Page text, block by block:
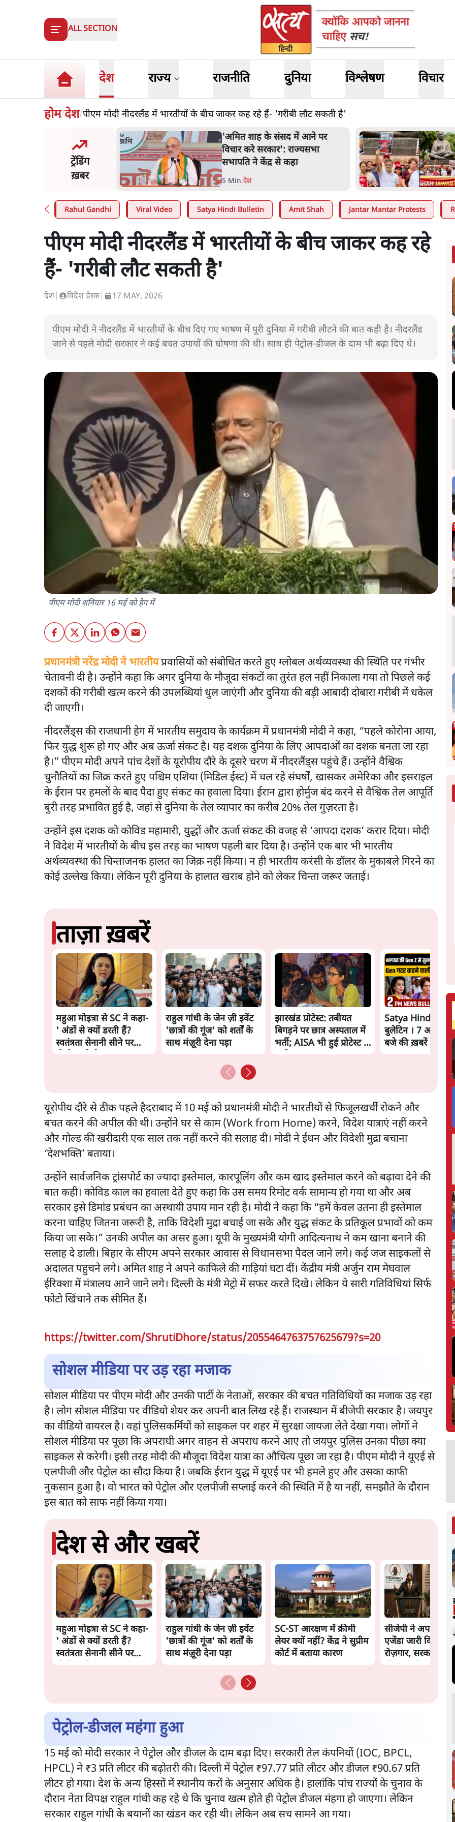
ALL SECTION
देश राज्य राजनीति दुनिया विश्लेषण विचार
होम/देश/पीएम मोदी नीदरलैंड में भारतीयों के बीच जाकर कह रहे हैं- 'गरीबी लौट सकती है'
ट्रेंडिंग
ख़बर
'अमित शाह के संसद में आने पर
विचार करे सरकार': राज्यसभा
सभापति ने केंद्र से कहा
5 Min.देश
शाह के
मार्च, 'गृह
वो छात्रों के
5 Min.देश
Rahul Gandhi Viral Video Satya Hindi Bulletin Amit Shah Jantar Mantar Protests
पीएम मोदी नीदरलैंड में भारतीयों के बीच जाकर कह रहे
हैं- 'गरीबी लौट सकती है'
देश विदेश डेस्क| 17 MAY, 2026
पीएम मोदी ने नीदरलैंड में भारतीयों के बीच दिए गए भाषण में पूरी दुनिया में गरीबी लौटने की बात कही है। नीदरलैंड
जाने से पहले मोदी सरकार ने कई बचत उपायों की घोषणा की थी। साथ ही पेट्रोल-डीजल के दाम भी बढ़ा दिए थे।
पीएम मोदी शनिवार 16 मई को हेग में
प्रधानमंत्री नरेंद्र मोदी ने भारतीयप्रवासियों को संबोधित करते हुए ग्लोबल अर्थव्यवस्था की स्थिति पर गंभीर
चेतावनी दी है। उन्होंने कहा कि अगर दुनिया के मौजूदा संकटों का तुरंत हल नहीं निकाला गया तो पिछले कई
दशकों की गरीबी खत्म करने की उपलब्धियां धुल जाएंगी और दुनिया की बड़ी आबादी दोबारा गरीबी में धकेल
दी जाएगी।
नीदरलैंड्स की राजधानी हेग में भारतीय समुदाय के कार्यक्रम में प्रधानमंत्री मोदी ने कहा, “पहले कोरोना आया,
फिर युद्ध शुरू हो गए और अब ऊर्जा संकट है। यह दशक दुनिया के लिए आपदाओं का दशक बनता जा रहा
है।” पीएम मोदी अपने पांच देशों के यूरोपीय दौरे के दूसरे चरण में नीदरलैंड्स पहुंचे हैं। उन्होंने वैश्विक
चुनौतियों का जिक्र करते हुए पश्चिम एशिया (मिडिल ईस्ट) में चल रहे संघर्षों, खासकर अमेरिका और इसराइल
के ईरान पर हमलों के बाद पैदा हुए संकट का हवाला दिया। ईरान द्वारा होर्मुज बंद करने से वैश्विक तेल आपूर्ति
बुरी तरह प्रभावित हुई है, जहां से दुनिया के तेल व्यापार का करीब 20% तेल गुज़रता है।
उन्होंने इस दशक को कोविड महामारी, युद्धों और ऊर्जा संकट की वजह से ‘आपदा दशक’ करार दिया। मोदी
ने विदेश में भारतीयों के बीच इस तरह का भाषण पहली बार दिया है। उन्होंने एक बार भी भारतीय
अर्थव्यवस्था की चिन्ताजनक हालत का जिक्र नहीं किया। न ही भारतीय करंसी के डॉलर के मुकाबले गिरने का
कोई उल्लेख किया। लेकिन पूरी दुनिया के हालात खराब होने को लेकर चिन्ता जरूर जताई।
ताज़ा ख़बरें
महुआ मोइत्रा से SC ने कहा-
' अंडों से क्यों डरती हैं?
स्वतंत्रता सेनानी सीने पर
राहुल गांधी के जेन ज़ी इवेंट
'छात्रों की गूंज' को शर्तों के
साथ मंज़ूरी देना पड़ा
झारखंड प्रोटेस्ट: तबीयत
बिगड़ने पर छात्र अस्पताल में
भर्ती; AISA भी हुई प्रोटेस्ट में
Satya Hindi
बुलेटिन । 7 अगस्त,
बजे की ख़बरें
यूरोपीय दौरे से ठीक पहले हैदराबाद में 10 मई को प्रधानमंत्री मोदी ने भारतीयों से फिजूलखर्ची रोकने और
बचत करने की अपील की थी। उन्होंने घर से काम (Work from Home) करने, विदेश यात्राएं नहीं करने
और गोल्ड की खरीदारी एक साल तक नहीं करने की सलाह दी। मोदी ने ईंधन और विदेशी मुद्रा बचाना
‘देशभक्ति’ बताया।
उन्होंने सार्वजनिक ट्रांसपोर्ट का ज्यादा इस्तेमाल, कारपूलिंग और कम खाद इस्तेमाल करने को बढ़ावा देने की
बात कही। कोविड काल का हवाला देते हुए कहा कि उस समय रिमोट वर्क सामान्य हो गया था और अब
सरकार इसे डिमांड प्रबंधन का अस्थायी उपाय मान रही है। मोदी ने कहा कि “हमें केवल उतना ही इस्तेमाल
करना चाहिए जितना जरूरी है, ताकि विदेशी मुद्रा बचाई जा सके और युद्ध संकट के प्रतिकूल प्रभावों को कम
किया जा सके।” उनकी अपील का असर हुआ। यूपी के मुख्यमंत्री योगी आदित्यनाथ ने कम खाना बनाने की
सलाह दे डाली। बिहार के सीएम अपने सरकार आवास से विधानसभा पैदल जाने लगे। कई जज साइकलों से
अदालत पहुचने लगे। अमित शाह ने अपने काफिले की गाड़ियां घटा दीं। केंद्रीय मंत्री अर्जुन राम मेघवाल
ईरिक्शा में मंत्रालय आने जाने लगे। दिल्ली के मंत्री मेट्रो में सफर करते दिखे। लेकिन ये सारी गतिविधियां सिर्फ
फोटो खिंचाने तक सीमित हैं।
https://twitter.com/ShrutiDhore/status/2055464763757625679?s=20
सोशल मीडिया पर उड़ रहा मजाक
सोशल मीडिया पर पीएम मोदी और उनकी पार्टी के नेताओं, सरकार की बचत गतिविधियों का मजाक उड़ रहा
है। लोग सोशल मीडिया पर वीडियो शेयर कर अपनी बात लिख रहे हैं। राजस्थान में बीजेपी सरकार है। जयपुर
का वीडियो वायरल है। वहां पुलिसकर्मियों को साइकल पर शहर में सुरक्षा जायजा लेते देखा गया। लोगों ने
सोशल मीडिया पर पूछा कि अपराधी अगर वाहन से अपराध करने आए तो जयपुर पुलिस उनका पीछा क्या
साइकल से करेगी। इसी तरह मोदी की मौजूदा विदेश यात्रा का औचित्य पूछा जा रहा है। पीएम मोदी ने यूएई से
एलपीजी और पेट्रोल का सौदा किया है। जबकि ईरान युद्ध में यूएई पर भी हमले हुए और उसका काफी
नुकसान हुआ है। वो भारत को पेट्रोल और एलपीजी सप्लाई करने की स्थिति में है या नहीं, समझौते के दौरान
इस बात को साफ नहीं किया गया।
देश से और खबरें
महुआ मोइत्रा से SC ने कहा-
' अंडों से क्यों डरती हैं?
स्वतंत्रता सेनानी सीने पर
राहुल गांधी के जेन ज़ी इवेंट
'छात्रों की गूंज' को शर्तों के
साथ मंज़ूरी देना पड़ा
SC-ST आरक्षण में क्रीमी
लेयर क्यों नहीं? केंद्र ने सुप्रीम
कोर्ट में बताया कारण
सीजेपी ने अपना 4
एजेंडा जारी किया-
रोज़गार, सरकारी
पेट्रोल-डीजल महंगा हुआ
15 मई को मोदी सरकार ने पेट्रोल और डीजल के दाम बढ़ा दिए। सरकारी तेल कंपनियों (IOC, BPCL,
HPCL) ने ₹3 प्रति लीटर की बढ़ोतरी की। दिल्ली में पेट्रोल ₹97.77 प्रति लीटर और डीजल ₹90.67 प्रति
लीटर हो गया। देश के अन्य हिस्सों में स्थानीय करों के अनुसार अधिक है। हालांकि पांच राज्यों के चुनाव के
दौरान नेता विपक्ष राहुल गांधी कह रहे थे कि चुनाव खत्म होते ही पेट्रोल डीजल मंहगा हो जाएगा। लेकिन
सरकार राहुल गांधी के बयानों का खंडन कर रही थी। लेकिन अब सच सामने आ गया।